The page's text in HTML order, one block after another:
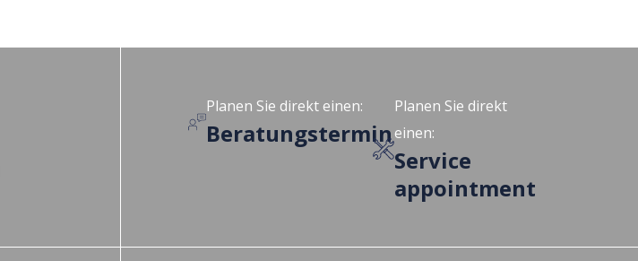
Planen Sie direkt einen:
Beratungstermin
Planen Sie direkt
einen:
Service
appointment